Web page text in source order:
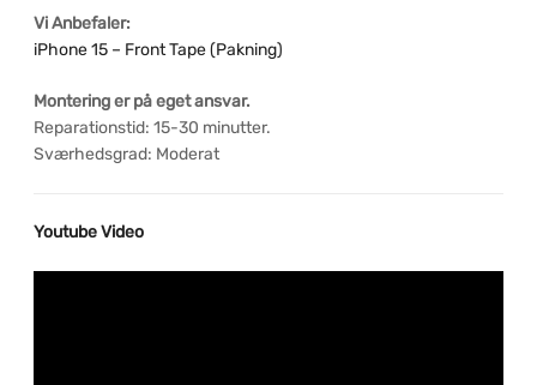
Vi Anbefaler:
iPhone 15 – Front Tape (Pakning)
Montering er på eget ansvar.
Reparationstid: 15-30 minutter.
Sværhedsgrad: Moderat
Youtube Video